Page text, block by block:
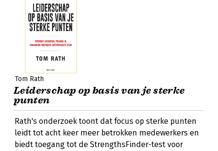
Tom Rath
Leiderschap op basis van je sterke
punten
Rath's onderzoek toont dat focus op sterke punten
leidt tot acht keer meer betrokken medewerkers en
biedt toegang tot de StrengthsFinder-test voor